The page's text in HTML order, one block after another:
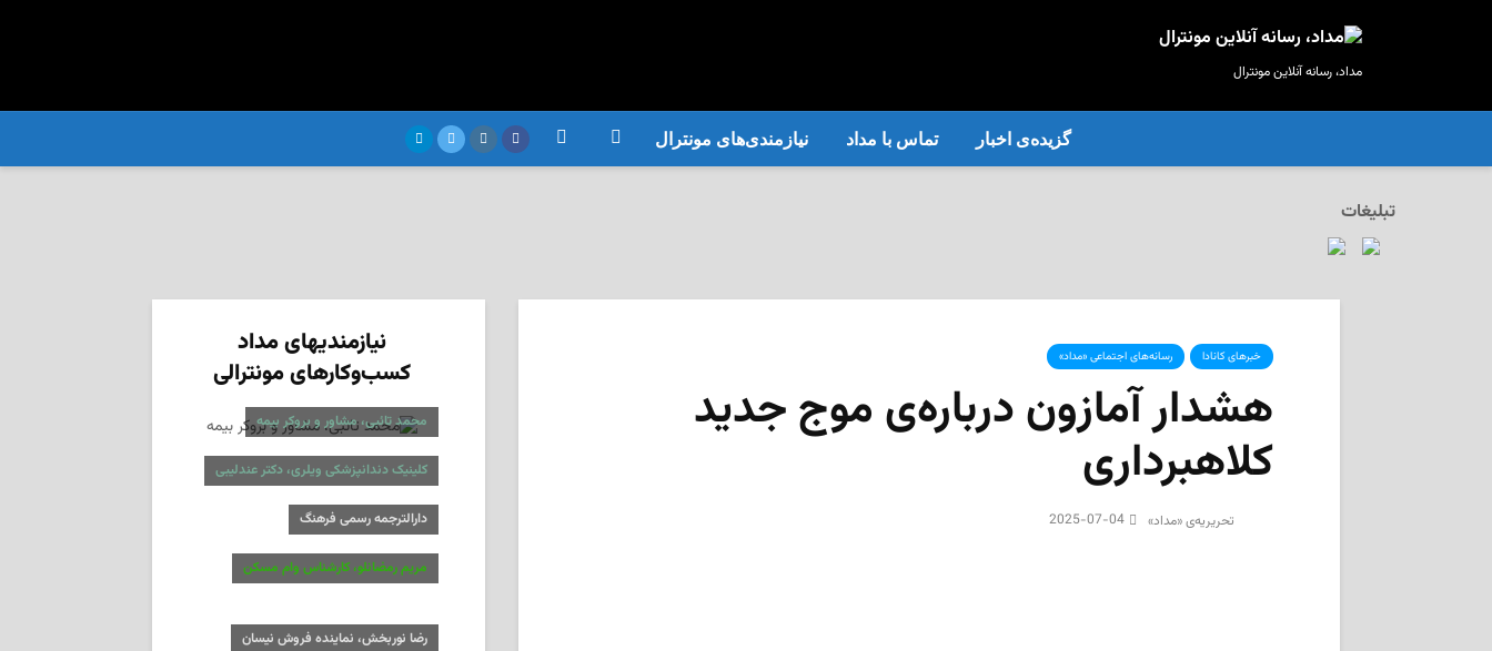
مداد، رسانه آنلاین مونترال
گزیده‌ی‌ اخبار تماس با مداد نیازمندی‌های مونترال
تبلیغات
خبرهای کانادا رسانه‌های اجتماعی «مداد»
هشدار آمازون درباره‌ی موج جدید
کلاهبرداری
تحریریه‌ی «مداد» 2025-07-04
نیازمندیهای مداد
کسب‌وکارهای مونترالی
محمد تائبی، مشاور و بروکر بیمه
کلینیک دندانپزشکی ویلری، دکتر عندلیبی
دارالترجمه رسمی فرهنگ
مریم رمضانلو، کارشناس وام مسکن
رضا نوربخش، نماینده فروش نیسان